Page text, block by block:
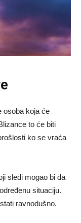
osoba koja će
to će biti
ko se vraća
sledi mogao bi da
situaciju.
ravnodušno.